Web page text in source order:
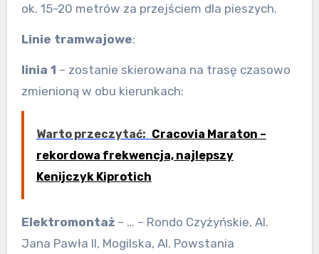
ok. 15-20 metrów za przejściem dla pieszych.
Linie tramwajowe:
linia 1 – zostanie skierowana na trasę czasowo
zmienioną w obu kierunkach:
Warto przeczytać: Cracovia Maraton –
rekordowa frekwencja, najlepszy
Kenijczyk Kiprotich
Elektromontaż– … – Rondo Czyżyńskie, Al.
Jana Pawła II, Mogilska, Al. Powstania